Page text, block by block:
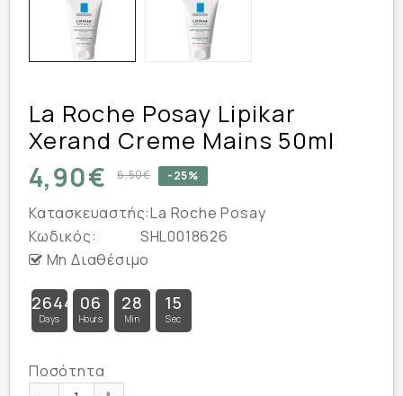
La Roche Posay Lipikar
Xerand Creme Mains 50ml
4,90€ 6,50€ -25%
Κατασκευαστής:La Roche Posay
Κωδικός:
SHL0018626
Μη Διαθέσιμο
26445
Days
06
Hours
28
Min
14
Sec
Ποσότητα